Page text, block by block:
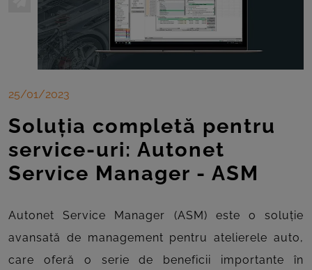
25/01/2023
Soluția completă pentru
service-uri: Autonet
Service Manager - ASM
Autonet Service Manager (ASM) este o soluție
avansată de management pentru atelierele auto,
care oferă o serie de beneficii importante în